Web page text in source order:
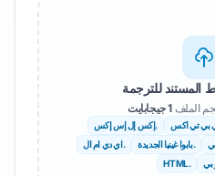
المستند للترجمة
الملف 1 جيجابايت
.إكس إل إس إكس
.بابوا غينيا الجديدة
.اي دي ام ال
.HTML